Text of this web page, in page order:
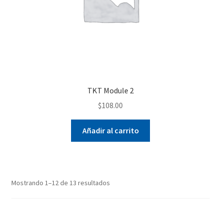
TKT Module 2
$108.00
Añadir al carrito
Mostrando 1–12 de 13 resultados